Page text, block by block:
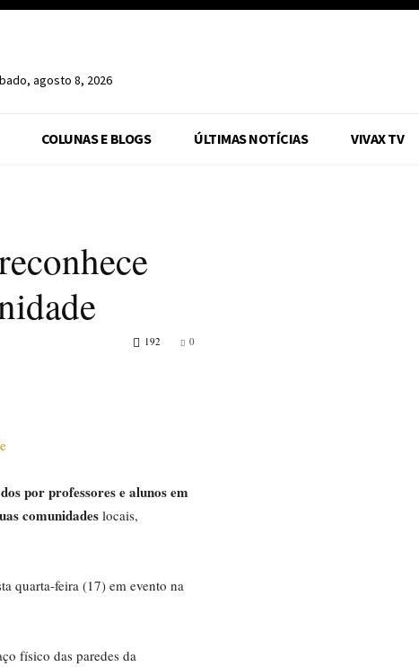
agosto 8, 2026
COLUNAS E BLOGS ÚLTIMAS NOTÍCIAS VIVAX TV
0
192
por professores e alunos em
comunidades locais,
quarta-feira (17) em evento na
físico das paredes da